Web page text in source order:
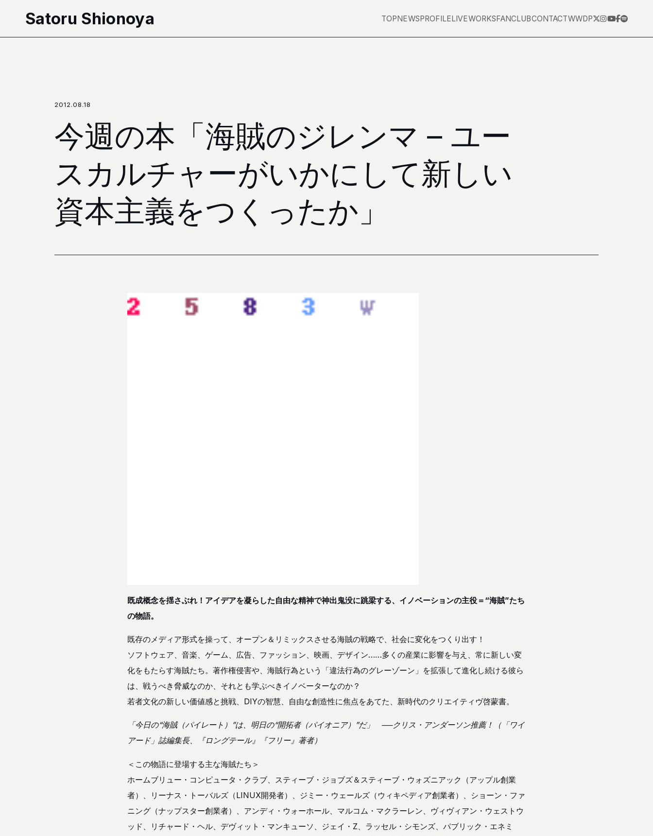
Satoru Shionoya TOPNEWSPROFILELIVEWORKSFANCLUBCONTACTWWDP
2012.08.18
今週の本「海賊のジレンマ – ユー
スカルチャーがいかにして新しい
資本主義をつくったか」
既成概念を揺さぶれ！アイデアを凝らした自由な精神で神出鬼没に跳梁する、イノベーションの主役＝“海賊”たち
の物語。
既存のメディア形式を操って、オープン＆リミックスさせる海賊の戦略で、社会に変化をつくり出す！
ソフトウェア、音楽、ゲーム、広告、ファッション、映画、デザイン……多くの産業に影響を与え、常に新しい変
化をもたらす海賊たち。著作権侵害や、海賊行為という「違法行為のグレーゾーン」を拡張して進化し続ける彼ら
は、戦うべき脅威なのか、それとも学ぶべきイノベーターなのか？
若者文化の新しい価値感と挑戦、DIYの智慧、自由な創造性に焦点をあてた、新時代のクリエイティヴ啓蒙書。
「今日の“海賊（パイレート）”は、明日の“開拓者（パイオニア）”だ」 ──クリス・アンダーソン推薦！（「ワイ
アード」誌編集長、『ロングテール』『フリー』著者）
＜この物語に登場する主な海賊たち＞
ホームブリュー・コンピュータ・クラブ、スティーブ・ジョブズ＆スティーブ・ウォズニアック（アップル創業
者）、リーナス・トーバルズ（LINUX開発者）、ジミー・ウェールズ（ウィキペディア創業者）、ショーン・ファ
ニング（ナップスター創業者）、アンディ・ウォーホール、マルコム・マクラーレン、ヴィヴィアン・ウェストウ
ッド、リチャード・ヘル、デヴィット・マンキューソ、ジェイ・Z、ラッセル・シモンズ、パブリック・エネミ